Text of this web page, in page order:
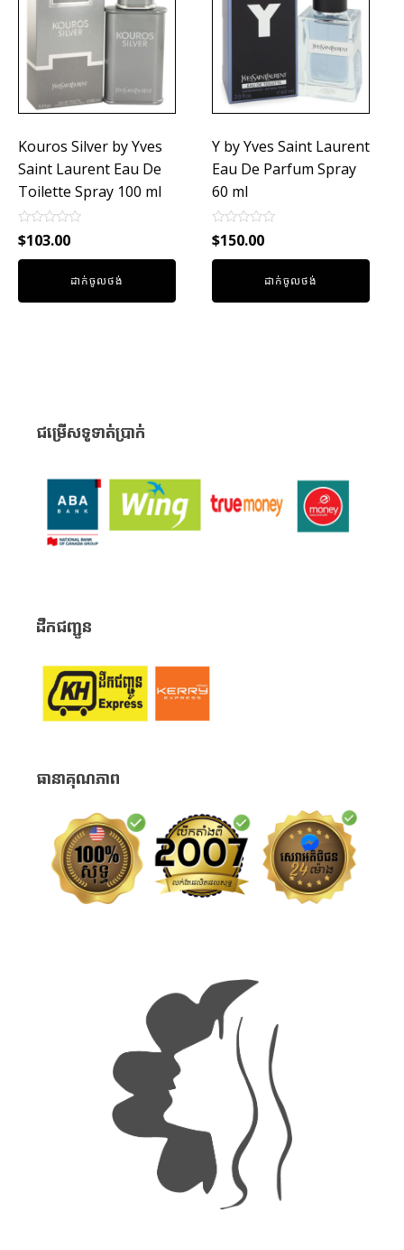
Kouros Silver by Yves
Saint Laurent Eau De
Toilette Spray 100 ml
Rated
0
out
$103.00
ដាក់ចូលថង់
Y by Yves Saint Laurent
Eau De Parfum Spray
60 ml
Rated
0
out
$150.00
ដាក់ចូលថង់
ជម្រើសទូទាត់ប្រាក់
ដឹកជញ្ជូន
ធានាគុណភាព